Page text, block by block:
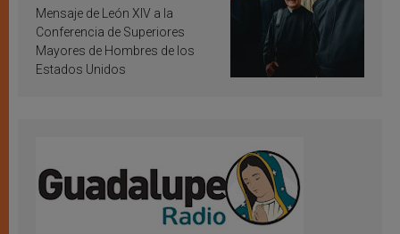
inspiración y santificación
Mensaje de León XIV a la
Conferencia de Superiores
Mayores de Hombres de los
Estados Unidos